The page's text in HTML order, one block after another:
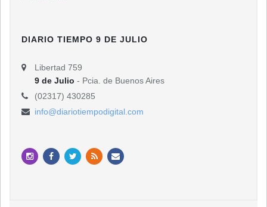
DIARIO TIEMPO 9 DE JULIO
Libertad 759
9 de Julio - Pcia. de Buenos Aires
(02317) 430285
info@diariotiempodigital.com